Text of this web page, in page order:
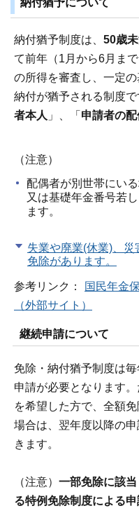
納付猶予について
納付猶予制度は、 50歳
て前年（1月から6月ま
の所得を審査し、一定
納付が猶予される制度
者本人 」、「 申請者の
（注意）
配偶者が別世帯にい
又は基礎年金番号若
ます。
失業や廃業(休業)、災
免除があります。
参考リンク：
国民年金
（外部サイト）
継続申請について
免除・納付猶予制度は
申請が必要となります
を希望した方で、全額
場合は、翌年度以降の
きます。
（注意） 一部免除に該
る特例免除制度による